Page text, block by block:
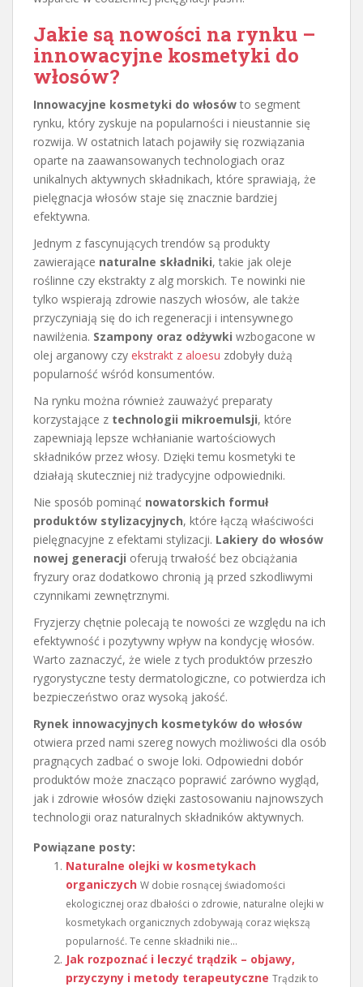
Jakie są nowości na rynku –
innowacyjne kosmetyki do
włosów?
Innowacyjne kosmetyki do włosów to segment
rynku, który zyskuje na popularności i nieustannie się
rozwija. W ostatnich latach pojawiły się rozwiązania
oparte na zaawansowanych technologiach oraz
unikalnych aktywnych składnikach, które sprawiają, że
pielęgnacja włosów staje się znacznie bardziej
efektywna.
Jednym z fascynujących trendów są produkty
zawierające naturalne składniki, takie jak oleje
roślinne czy ekstrakty z alg morskich. Te nowinki nie
tylko wspierają zdrowie naszych włosów, ale także
przyczyniają się do ich regeneracji i intensywnego
nawilżenia. Szampony oraz odżywki wzbogacone w
olej arganowy czy ekstrakt z aloesu zdobyły dużą
popularność wśród konsumentów.
Na rynku można również zauważyć preparaty
korzystające z technologii mikroemulsji, które
zapewniają lepsze wchłanianie wartościowych
składników przez włosy. Dzięki temu kosmetyki te
działają skuteczniej niż tradycyjne odpowiedniki.
Nie sposób pominąć nowatorskich formuł
produktów stylizacyjnych, które łączą właściwości
pielęgnacyjne z efektami stylizacji. Lakiery do włosów
nowej generacji oferują trwałość bez obciążania
fryzury oraz dodatkowo chronią ją przed szkodliwymi
czynnikami zewnętrznymi.
Fryzjerzy chętnie polecają te nowości ze względu na ich
efektywność i pozytywny wpływ na kondycję włosów.
Warto zaznaczyć, że wiele z tych produktów przeszło
rygorystyczne testy dermatologiczne, co potwierdza ich
bezpieczeństwo oraz wysoką jakość.
Rynek innowacyjnych kosmetyków do włosów
otwiera przed nami szereg nowych możliwości dla osób
pragnących zadbać o swoje loki. Odpowiedni dobór
produktów może znacząco poprawić zarówno wygląd,
jak i zdrowie włosów dzięki zastosowaniu najnowszych
technologii oraz naturalnych składników aktywnych.
Powiązane posty:
Naturalne olejki w kosmetykach
organiczych W dobie rosnącej świadomości
ekologicznej oraz dbałości o zdrowie, naturalne olejki w
kosmetykach organicznych zdobywają coraz większą
popularność. Te cenne składniki nie...
Jak rozpoznać i leczyć trądzik – objawy,
przyczyny i metody terapeutyczne Trądzik to